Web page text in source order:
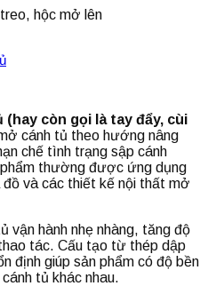
hộc mở lên
(hay còn gọi là tay đẩy, cùi
cánh tủ theo hướng nâng
chế tình trạng sập cánh
thường được ứng dụng
và các thiết kế nội thất mở
vận hành nhẹ nhàng, tăng độ
tác. Cấu tạo từ thép dập
định giúp sản phẩm có độ bền
tủ khác nhau.